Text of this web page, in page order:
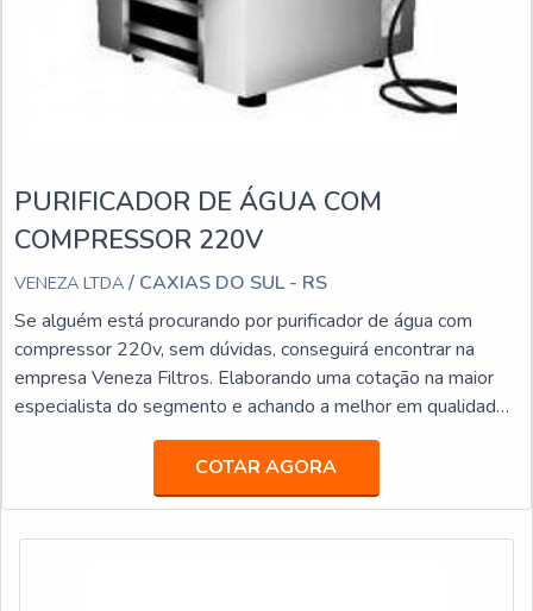
PURIFICADOR DE ÁGUA COM
COMPRESSOR 220V
VENEZA LTDA / CAXIAS DO SUL - RS
Se alguém está procurando por purificador de água com
compressor 220v, sem dúvidas, conseguirá encontrar na
empresa Veneza Filtros. Elaborando uma cotação na maior
especialista do segmento e achando a melhor em qualidade
e custo benefício.Quando a procura é por purificador de água
com compressor 220v, com a Veneza Filtros o cliente
conseguirá precisão com soluções para quem busca a melhor
COTAR AGORA